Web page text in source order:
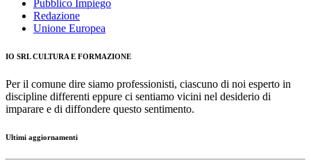
Pubblico Impiego
Redazione
Unione Europea
IO SRL CULTURA E FORMAZIONE
Per il comune dire siamo professionisti, ciascuno di noi esperto in
discipline differenti eppure ci sentiamo vicini nel desiderio di
imparare e di diffondere questo sentimento.
Ultimi aggiornamenti